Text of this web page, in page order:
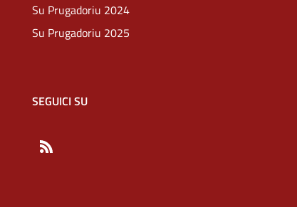
Su Prugadoriu 2024
Su Prugadoriu 2025
SEGUICI SU